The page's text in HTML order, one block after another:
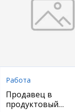
Работа
Продавец в
продуктовый